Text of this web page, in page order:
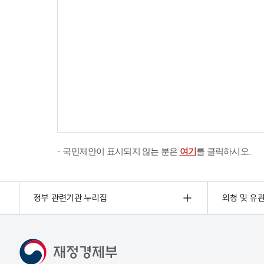
국민제안이 표시되지 않는 분은 여기를 클릭하시오.
정부 관련기관 누리집 외청 및 유